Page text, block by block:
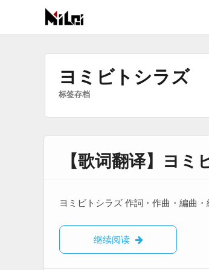
有
技
ヨミビトシラズ
标签存档
【歌词翻译】ヨミ
ヨミビトシラズ 作詞・作曲・編曲
继续阅读 【歌词翻译】ヨミ